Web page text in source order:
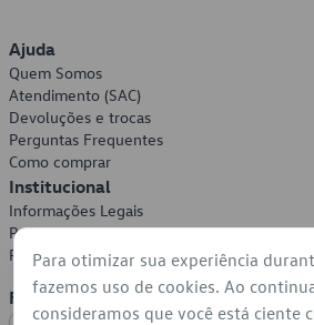
Ajuda
Quem Somos
Atendimento (SAC)
Devoluções e trocas
Perguntas Frequentes
Como comprar
Institucional
Informações Legais
Política de Privacidade
Política de Cookies
Formas de Pagamento
Para otimizar sua experiência
fazemos uso de cookies. Ao
consideramos que você está ciente